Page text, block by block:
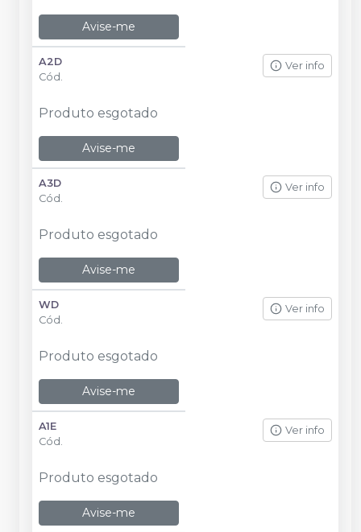
Avise-me
A2D
Cód.
Ver info
Produto esgotado
Avise-me
A3D
Cód.
Ver info
Produto esgotado
Avise-me
WD
Cód.
Ver info
Produto esgotado
Avise-me
A1E
Cód.
Ver info
Produto esgotado
Avise-me